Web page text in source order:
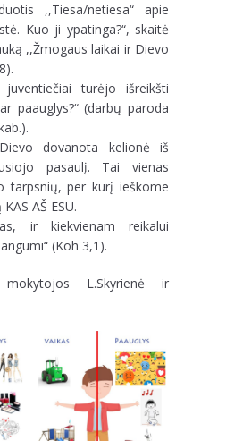
,,Tiesa/netiesa“ apie
Kuo ji ypatinga?“, skaitė
,,Žmogaus laikai ir Dievo
juventiečiai turėjo išreikšti
paauglys?“ (darbų paroda
dovanota kelionė iš
pasaulį. Tai vienas
tarpsnių, per kurį ieškome
AŠ ESU.
ir kiekvienam reikalui
(Koh 3,1).
L.Skyrienė ir